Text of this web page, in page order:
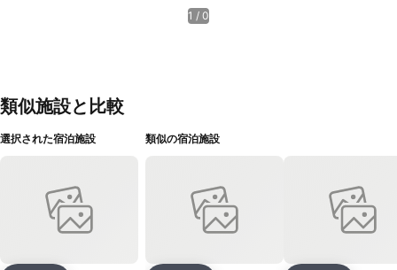
1 / 0
類似施設と比較
選択された宿泊施設 類似の宿泊施設